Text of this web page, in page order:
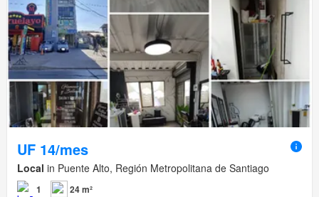
UF 14/mes
Local in Puente Alto, Región Metropolitana de Santiago
1 24 m²